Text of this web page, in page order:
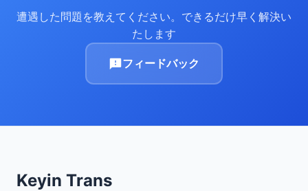
遭遇した問題を教えてください。できるだけ早く解決い
たします
フィードバック
Keyin Trans